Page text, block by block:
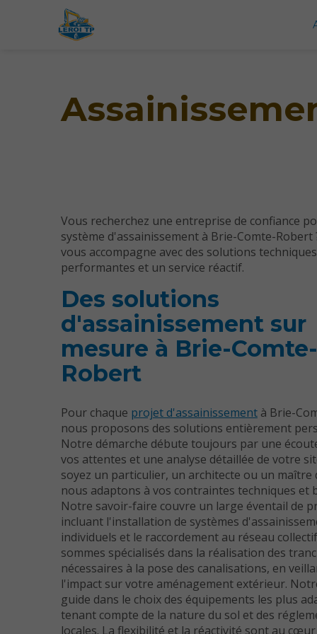
Vous recherchez une entreprise de confiance
système d'assainissement à Brie-Comte-Robert
vous accompagne avec des solutions techniques
performantes et un service réactif.
Des solutions
d'assainissement sur
mesure à Brie-Comte-
Robert
Pour chaque projet d'assainissementà Brie-
nous proposons des solutions entièrement
Notre démarche débute toujours par une
vos attentes et une analyse détaillée de votre
soyez un particulier, un architecte ou un
nous adaptons à vos contraintes techniques et
Notre savoir-faire couvre un large éventail de
incluant l'installation de systèmes
individuels et le raccordement au réseau
sommes spécialisés dans la réalisation des
nécessaires à la pose des canalisations, en
l'impact sur votre aménagement extérieur.
guide dans le choix des équipements les plus
tenant compte de la nature du sol et des
locales. La flexibilité et la réactivité sont au